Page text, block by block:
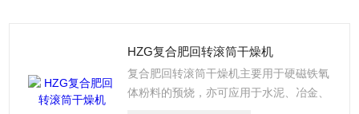
HZG复合肥回转滚筒干燥机
复合肥回转滚筒干燥机主要用于硬磁铁氧
体粉料的预烧，亦可应用于水泥、冶金、